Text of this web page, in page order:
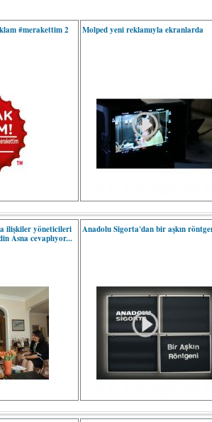
#merakettim 2 Molped yeni reklamıyla ekranlarda
ilişkiler yöneticileri
Asna cevaplıyor...
Anadolu Sigorta'dan bir aşkın